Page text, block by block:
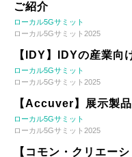
ご紹介
ローカル5Gサミット
ローカル5Gサミット2025
【IDY】IDYの産業向
ローカル5Gサミット
ローカル5Gサミット2025
【Accuver】展示製
ローカル5Gサミット
ローカル5Gサミット2025
【コモン・クリエー